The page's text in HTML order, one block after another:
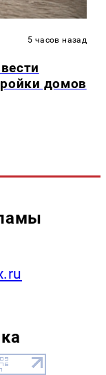
5 часов назад
домов